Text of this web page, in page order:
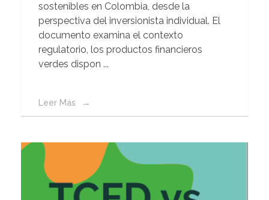
sostenibles en Colombia, desde la
perspectiva del inversionista individual. El
documento examina el contexto
regulatorio, los productos financieros
verdes dispon ...
Leer Más